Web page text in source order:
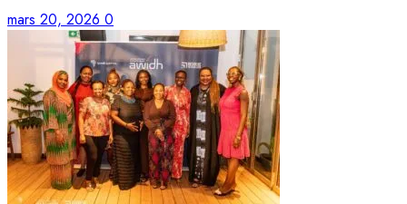
mars 20, 2026 0